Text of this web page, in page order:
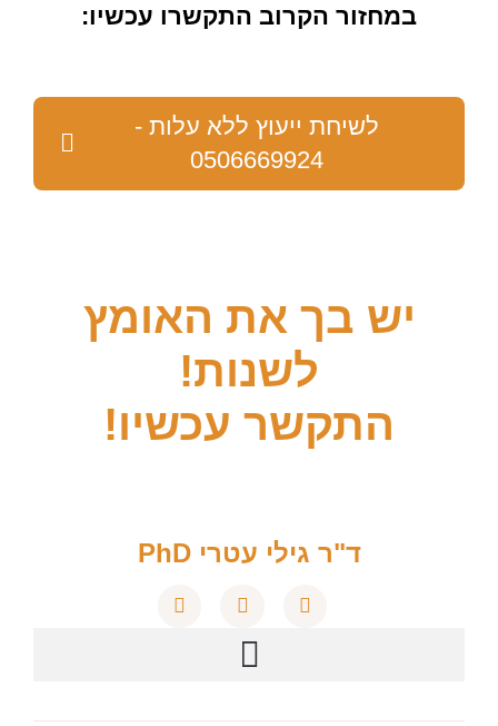
במחזור הקרוב התקשרו עכשיו:
לשיחת ייעוץ ללא עלות -
0506669924
יש בך את האומץ
לשנות!
התקשר עכשיו!
ד"ר גילי עטרי PhD